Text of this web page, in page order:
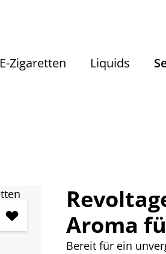
E-Zigaretten Liquids
Aroma
Bereit für ein